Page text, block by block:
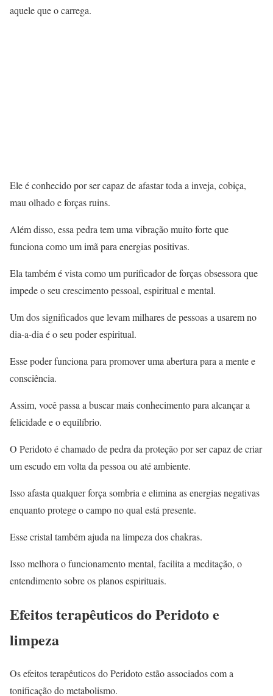
aquele que o carrega.
Ele é conhecido por ser capaz de afastar toda a inveja, cobiça,
mau olhado e forças ruins.
Além disso, essa pedra tem uma vibração muito forte que
funciona como um imã para energias positivas.
Ela também é vista como um purificador de forças obsessora que
impede o seu crescimento pessoal, espiritual e mental.
Um dos significados que levam milhares de pessoas a usarem no
dia-a-dia é o seu poder espiritual.
Esse poder funciona para promover uma abertura para a mente e
consciência.
Assim, você passa a buscar mais conhecimento para alcançar a
felicidade e o equilíbrio.
O Peridoto é chamado de pedra da proteção por ser capaz de criar
um escudo em volta da pessoa ou até ambiente.
Isso afasta qualquer força sombria e elimina as energias negativas
enquanto protege o campo no qual está presente.
Esse cristal também ajuda na limpeza dos chakras.
Isso melhora o funcionamento mental, facilita a meditação, o
entendimento sobre os planos espirituais.
Efeitos terapêuticos do Peridoto e
limpeza
Os efeitos terapêuticos do Peridoto estão associados com a
tonificação do metabolismo.